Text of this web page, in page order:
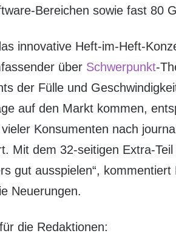
Bereichen sowie fast 80
innovative Heft-im-Heft-
über Schwerpunkt-
der Fülle und
auf den Markt kommen,
Konsumenten nach
Mit dem 32-seitigen Extra-
gut ausspielen“,
Neuerungen.
die Redaktionen: